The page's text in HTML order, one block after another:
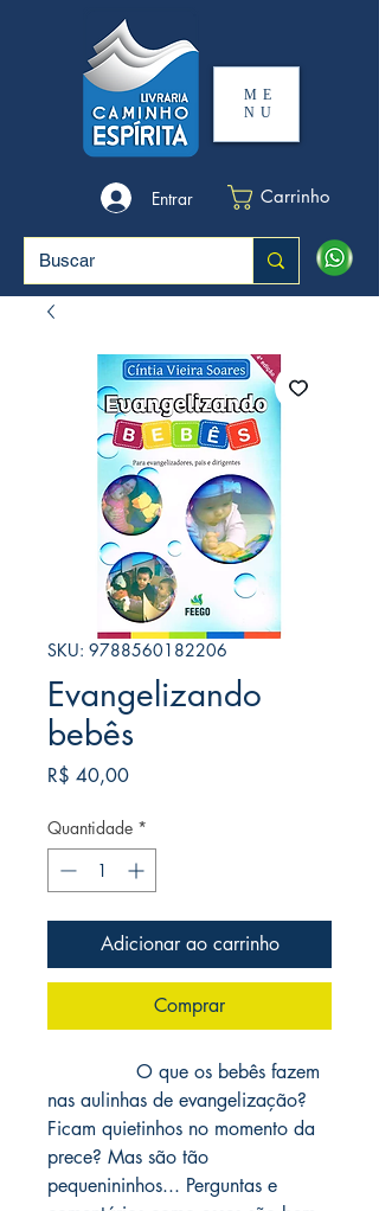
ME
NU
Entrar Carrinho
SKU: 9788560182206
Evangelizando
bebês
R$ 40,00Preço
Quantidade *
Adicionar ao carrinho
Comprar
O que os bebês fazem
nas aulinhas de evangelização?
Ficam quietinhos no momento da
prece? Mas são tão
pequenininhos... Perguntas e